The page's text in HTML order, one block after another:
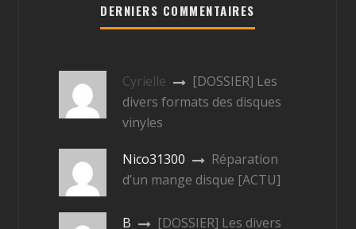
DERNIERS COMMENTAIRES
Cyrielle
[DOSSIER] Les
divers formats des disques
vinyles
Nico31300
Réparation
d’un mange disque [ACTU]
B [DOSSIER] Les divers